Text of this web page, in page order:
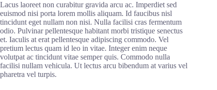
Lacus laoreet non curabitur gravida arcu ac. Imperdiet sed
euismod nisi porta lorem mollis aliquam. Id faucibus nisl
tincidunt eget nullam non nisi. Nulla facilisi cras fermentum
odio. Pulvinar pellentesque habitant morbi tristique senectus
et. Iaculis at erat pellentesque adipiscing commodo. Vel
pretium lectus quam id leo in vitae. Integer enim neque
volutpat ac tincidunt vitae semper quis. Commodo nulla
facilisi nullam vehicula. Ut lectus arcu bibendum at varius vel
pharetra vel turpis.